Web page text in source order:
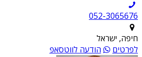
052-3065676
חיפה, ישראל
לפרטים
הודעה לווטסאפ